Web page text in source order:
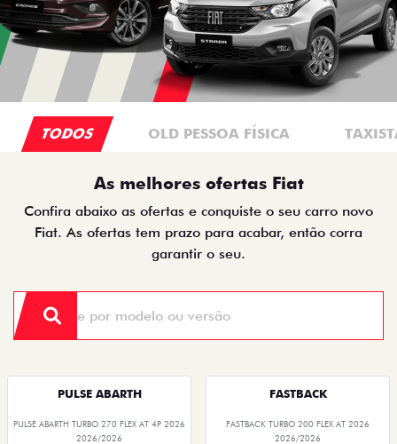
TODOS OLD PESSOA FÍSICA
As melhores ofertas Fiat
Confira abaixo as ofertas e conquiste o seu carro novo
Fiat. As ofertas tem prazo para acabar, então corra
garantir o seu.
PULSE ABARTH
PULSE ABARTH TURBO 270 FLEX AT 4P 2026
2026/2026
FASTBACK
FASTBACK TURBO 200 FLEX AT 2026
2026/2026